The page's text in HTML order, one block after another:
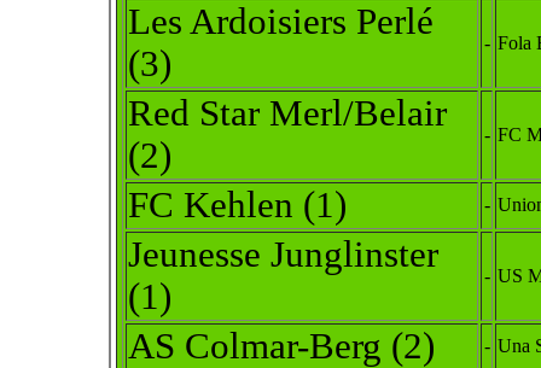
Les Ardoisiers Perlé
(3)
- Fola
Red Star Merl/Belair
(2)
- FC
FC Kehlen (1) -
Jeunesse Junglinster
(1)
- US
AS Colmar-Berg (2) - Una